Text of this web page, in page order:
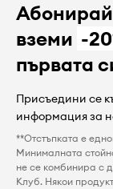
вземи -
първата
Присъедини се
информация за
**Отстъпката е
Минималната
не се комбинира с
Клуб. Някои